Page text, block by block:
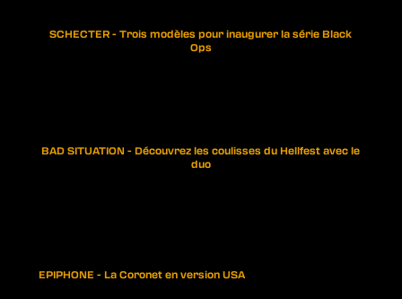
SCHECTER - Trois modèles pour inaugurer la série Black
Ops
BAD SITUATION - Découvrez les coulisses du Hellfest avec le
duo
EPIPHONE - La Coronet en version USA